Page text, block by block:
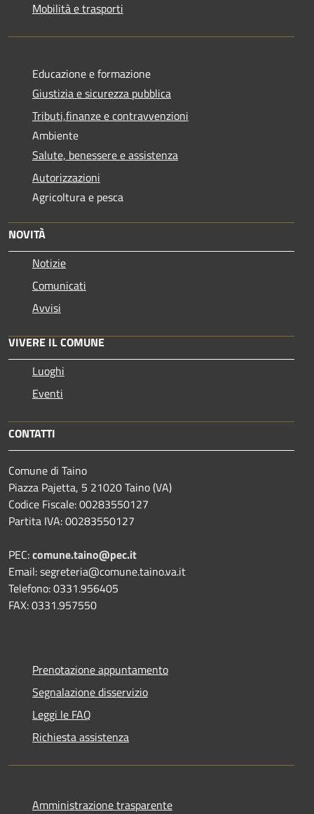
Mobilità e trasporti
Educazione e formazione
Giustizia e sicurezza pubblica
Tributi,finanze e contravvenzioni
Ambiente
Salute, benessere e assistenza
Autorizzazioni
Agricoltura e pesca
NOVITÀ
Notizie
Comunicati
Avvisi
VIVERE IL COMUNE
Luoghi
Eventi
CONTATTI
Comune di Taino
Piazza Pajetta, 5 21020 Taino (VA)
Codice Fiscale: 00283550127
Partita IVA: 00283550127
PEC:comune.taino@pec.it
Email: segreteria@comune.taino.va.it
Telefono: 0331.956405
FAX: 0331.957550
Prenotazione appuntamento
Segnalazione disservizio
Leggi le FAQ
Richiesta assistenza
Amministrazione trasparente